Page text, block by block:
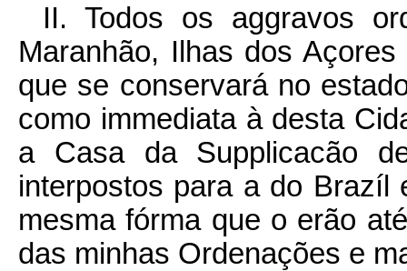
II. Todos os aggravos
Maranhão, Ilhas dos
que se conservará no
como immediata à desta
a Casa da Supplicacão
interpostos para a do Brazíl
mesma fórma que o erão
das minhas Ordenações e